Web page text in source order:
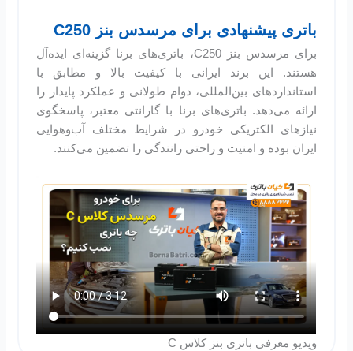
باتری پیشنهادی برای مرسدس بنز C250
برای مرسدس بنز C250، باتری‌های برنا گزینه‌ای ایده‌آل
هستند. این برند ایرانی با کیفیت بالا و مطابق با
استانداردهای بین‌المللی، دوام طولانی و عملکرد پایدار را
ارائه می‌دهد. باتری‌های برنا با گارانتی معتبر، پاسخگوی
نیازهای الکتریکی خودرو در شرایط مختلف آب‌وهوایی
ایران بوده و امنیت و راحتی رانندگی را تضمین می‌کنند.
ویدیو معرفی باتری بنز کلاس C